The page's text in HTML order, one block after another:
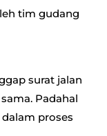
tim gudang
surat jalan
Padahal
proses